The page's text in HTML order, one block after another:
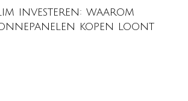
investeren: waarom
kopen loont